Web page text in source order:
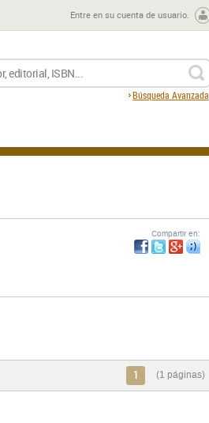
Entre en su cuenta de usuario.
Búsqueda Avanzada
Compartir en:
1 (1 páginas)